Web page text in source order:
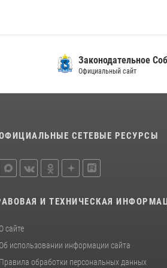
вневедомственной охраны
14 июля 2026, 06:53
Законодательное
Официальный сайт
СЕТЕВЫЕ РЕСУРСЫ
И ТЕХНИЧЕСКАЯ
О сайте
Об использовании информации сайта
Правила обработки персональных данных